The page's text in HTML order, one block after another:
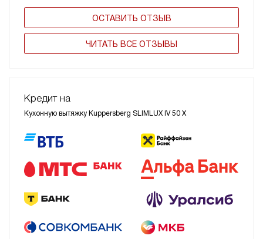
ОСТАВИТЬ ОТЗЫВ
ЧИТАТЬ ВСЕ ОТЗЫВЫ
Кредит на
Кухонную вытяжку Kuppersberg SLIMLUX IV 50 X